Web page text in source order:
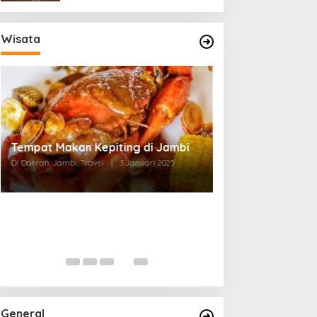
Wisata
Tempat Makan di Thehok Jambi
Di Daerah, Jambi, Travel | 3 Januari 2025
General